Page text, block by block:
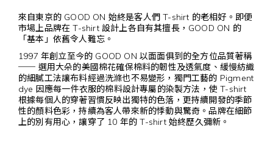
來自東京的 GOOD ON 始終是客人們 T-shirt 的老相好。即便
市場上品牌在 T-shirt 設計上各自有其擅長，GOOD ON 的
「基本」依舊令人難忘。
1997 年創立至今的 GOOD ON 以面面俱到的全方位品質著稱
── 選用大朵的美國棉花確保棉料的韌性及透氣度、緩慢紡織
的細膩工法讓布料經過洗滌也不易變形，獨門工藝的 Pigment
dye 因應每一件衣服的棉料設計專屬的染製方法，使 T-shirt
根據每個人的穿著習慣反映出獨特的色落，更持續開發的季節
性的顏料色彩，持續為客人帶來新的悸動與驚奇。品牌在細節
上的別有用心，讓穿了 10 年的 T-shirt 始終歷久彌新。